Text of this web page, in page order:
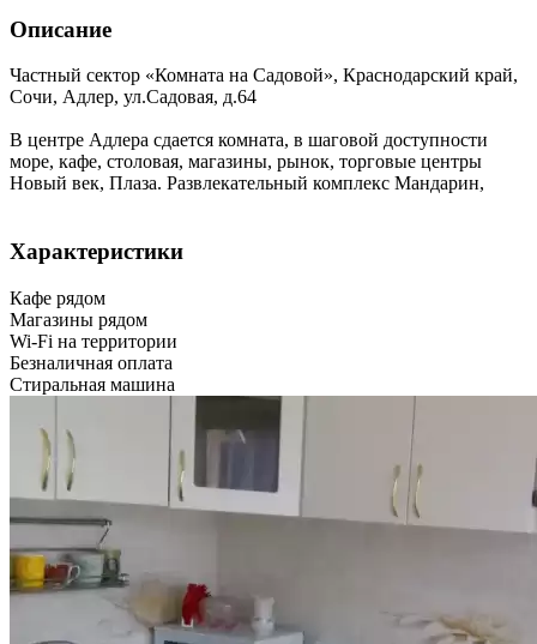
Описание
Частный сектор «Комната на Садовой», Краснодарский край,
Сочи, Адлер, ул.Садовая, д.64
В центре Адлера сдается комната, в шаговой доступности
морe, кафе, столовая, магазины, рынок, торговые центры
Новый век, Плаза. Развлекательный комплекс Мандарин,
Характеристики
Кафе рядом
Магазины рядом
Wi-Fi на территории
Безналичная оплата
Стиральная машина